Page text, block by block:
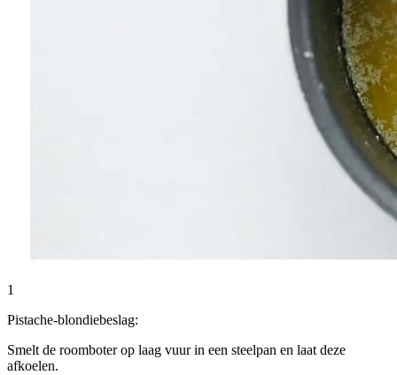
1
Pistache-blondiebeslag:
Smelt de roomboter op laag vuur in een steelpan en laat deze
afkoelen.